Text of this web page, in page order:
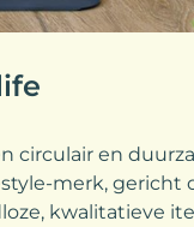
circulair en
merk, gericht
kwalitatieve